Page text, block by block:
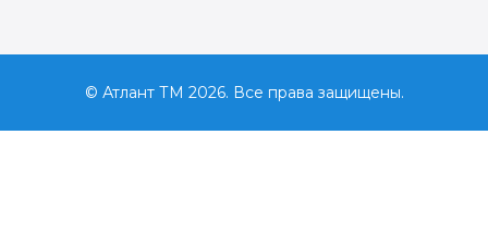
© Атлант ТМ 2026. Все права защищены.